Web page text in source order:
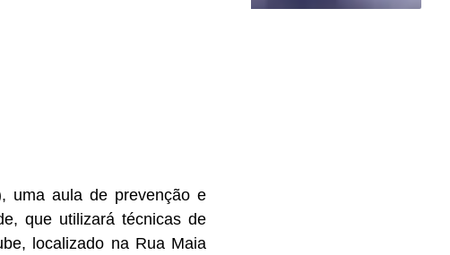
uma aula de prevenção e
que utilizará técnicas de
localizado na Rua Maia